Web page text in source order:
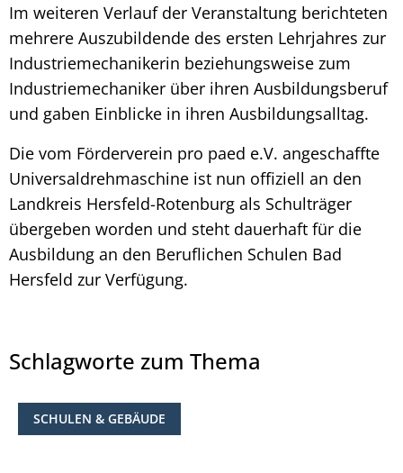
Im weiteren Verlauf der Veranstaltung berichteten
mehrere Auszubildende des ersten Lehrjahres zur
Industriemechanikerin beziehungsweise zum
Industriemechaniker über ihren Ausbildungsberuf
und gaben Einblicke in ihren Ausbildungsalltag.
Die vom Förderverein pro paed e.V. angeschaffte
Universaldrehmaschine ist nun offiziell an den
Landkreis Hersfeld-Rotenburg als Schulträger
übergeben worden und steht dauerhaft für die
Ausbildung an den Beruflichen Schulen Bad
Hersfeld zur Verfügung.
Schlagworte zum Thema
SCHULEN & GEBÄUDE